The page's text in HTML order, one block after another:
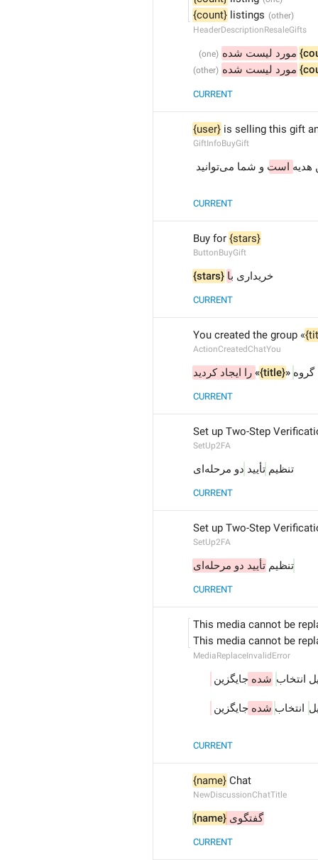
{count} listings
HeaderDescriptionResaleGifts
مورد لیست شده
مورد لیست شده
CURRENT
{user} is selling this gift
GiftInfoBuyGift
هدیه است
CURRENT
Buy for {stars}
ButtonBuyGift
خریداری با {stars}
CURRENT
You created the group «
ActionCreatedChatYou
«
{title}
» را ایجاد کردید
CURRENT
Set up Two-Step
SetUp2FA
تنظیم تأیید دو مرحله‌ای
CURRENT
Set up Two-Step
SetUp2FA
تنظیم تأیید دو مرحله‌ای
CURRENT
This media cannot be
This media cannot be
MediaReplaceInvalidError
انتخاب شده جایگزین
انتخاب شده جایگزین
CURRENT
{name} Chat
NewDiscussionChatTitle
گفتگوی {name}
CURRENT